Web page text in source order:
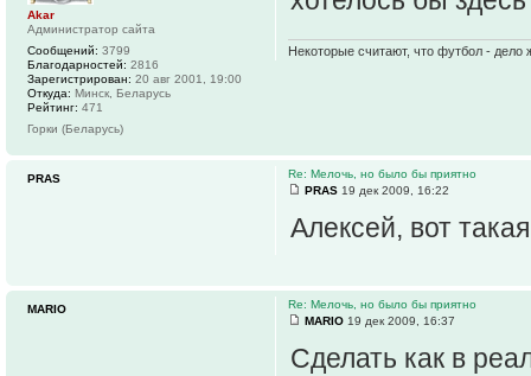
Некоторые считают, что футбол -
Akar
Администратор сайта
Сообщений: 3799
Благодарностей: 2816
Зарегистрирован: 20 авг 2001, 19:00
Откуда: Минск, Беларусь
Рейтинг: 471
Горки (Беларусь)
Re: Мелочь, но было бы приятно
PRAS 19 дек 2009, 16:22
Алексей, вот
PRAS
Re: Мелочь, но было бы приятно
МАRIO 19 дек 2009, 16:37
Сделать как в
МАRIO